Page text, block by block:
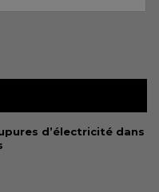
d’électricité dans